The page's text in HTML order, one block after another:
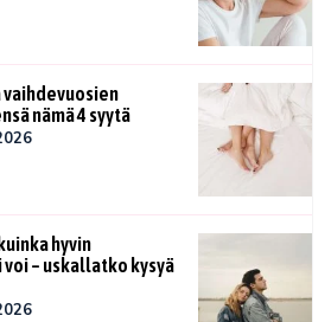
vaihdevuosien
nämä 4 syytä
hyvin
– uskallatko kysyä